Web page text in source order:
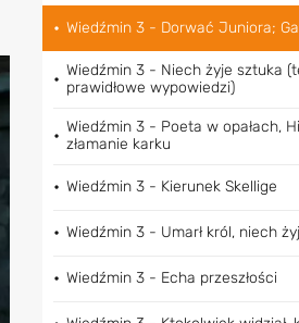
Wiedźmin 3 - Dorwać Juniora;
Wiedźmin 3 - Niech żyje sztuka
prawidłowe wypowiedzi)
Wiedźmin 3 - Poeta w opałach,
złamanie karku
Wiedźmin 3 - Kierunek Skellige
Wiedźmin 3 - Umarł król, niech
Wiedźmin 3 - Echa przeszłości